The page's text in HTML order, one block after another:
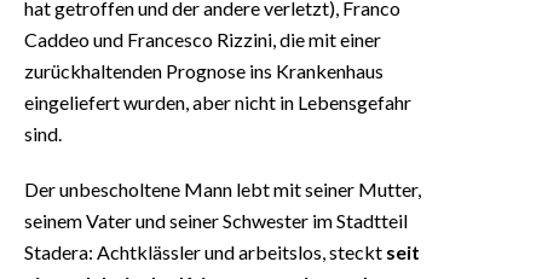
hat getroffen und der andere verletzt), Franco
Caddeo und Francesco Rizzini, die mit einer
zurückhaltenden Prognose ins Krankenhaus
eingeliefert wurden, aber nicht in Lebensgefahr
sind.
Der unbescholtene Mann lebt mit seiner Mutter,
seinem Vater und seiner Schwester im Stadtteil
Stadera: Achtklässler und arbeitslos, steckt seit